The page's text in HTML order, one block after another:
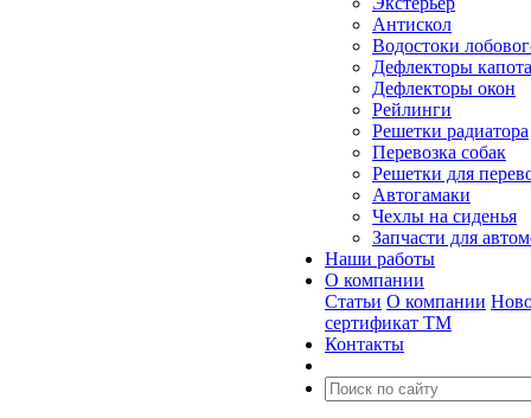
Антискол
Водостоки
Дефлекторы капота
Дефлекторы окон
Рейлинги
Решетки радиатора
Перевозка собак
Решетки для
Автогамаки
Чехлы на сиденья
Запчасти для
Наши работы
О компании
Статьи О компании
сертификат ТМ
Контакты